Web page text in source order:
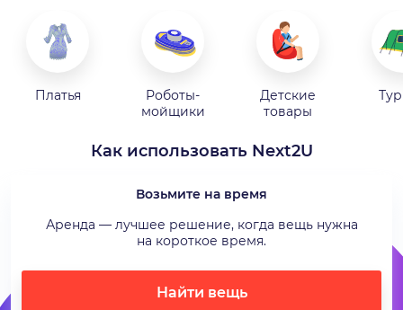
Платья
Роботы-
мойщики
Детские
товары
Как использовать Next2U
Возьмите на время
Аренда — лучшее решение, когда вещь нужна
на короткое время.
Найти вещь